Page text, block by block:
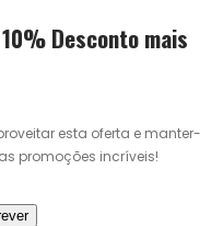
Desconto mais
esta oferta e manter-
promoções incríveis!